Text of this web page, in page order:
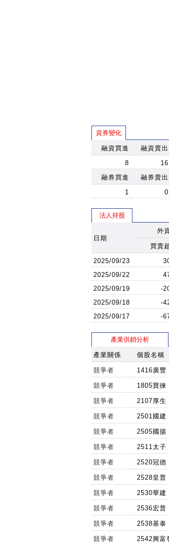
資券變化
融資買進 融資賣出
8
16
融券買進
融券賣出
1
0
法人持股
日期
外
買賣
2025/09/23
2025/09/22
2025/09/19
-
2025/09/18
-
2025/09/17
-
產業供銷分析
產業關係 個股名稱
競爭者 1416廣豐
競爭者 1805寶徠
競爭者 2107厚生
競爭者 2501國建
競爭者 2505國揚
競爭者 2511太子
競爭者 2520冠德
競爭者 2528皇普
競爭者 2530華建
競爭者 2536宏普
競爭者 2538基泰
競爭者 2542興富